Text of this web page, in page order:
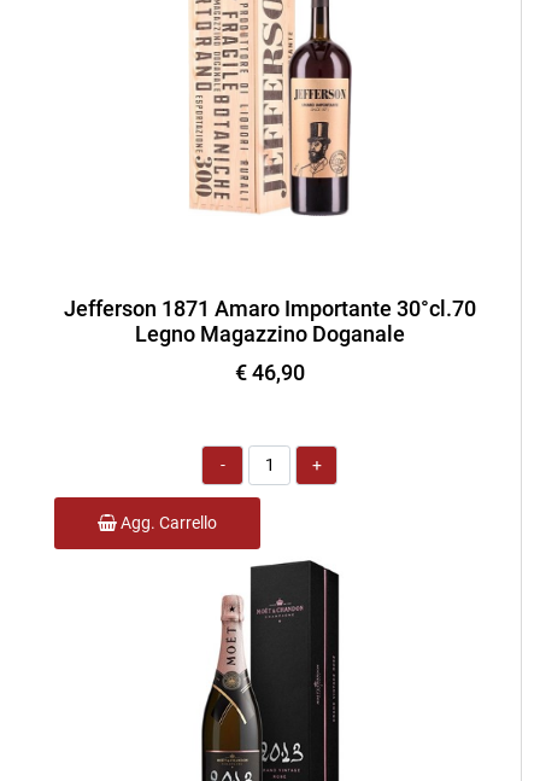
Jefferson 1871 Amaro Importante 30°cl.70
Legno Magazzino Doganale
€ 46,90
Quantità
Agg. Carrello